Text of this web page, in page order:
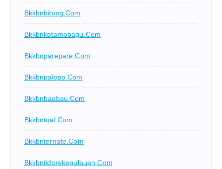
Bkkbnbitung.com
Bkkbnkotamobagu.com
Bkkbnparepare.com
Bkkbnpalopo.com
Bkkbnbaubau.com
Bkkbntual.com
Bkkbnternate.com
Bkkbntidorekepulauan.com